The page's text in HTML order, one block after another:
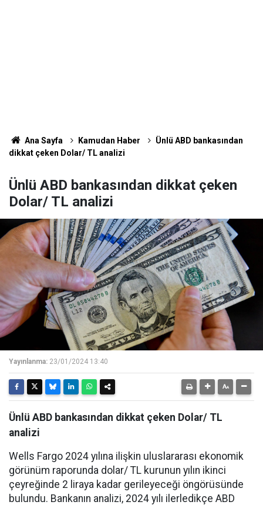
Ana Sayfa Kamudan Haber
Ünlü ABD bankasından
dikkat çeken Dolar/ TL analizi
Ünlü ABD bankasından dikkat çeken
Dolar/ TL analizi
Yayınlanma: 23/01/2024 13:40
Ünlü ABD bankasından dikkat çeken Dolar/ TL
analizi
Wells Fargo 2024 yılına ilişkin uluslararası ekonomik
görünüm raporunda dolar/ TL kurunun yılın ikinci
çeyreğinde 2 liraya kadar gerileyeceği öngörüsünde
bulundu. Bankanın analizi, 2024 yılı ilerledikçe ABD